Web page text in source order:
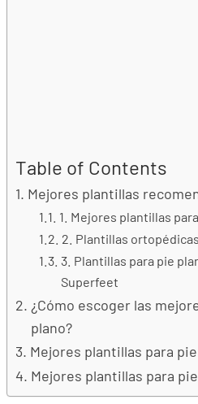
Table of Contents
Mejores plantillas
1. Mejores plantillas
2. Plantillas
3. Plantillas para pie
Superfeet
¿Cómo escoger las
plano?
Mejores plantillas para
Mejores plantillas para